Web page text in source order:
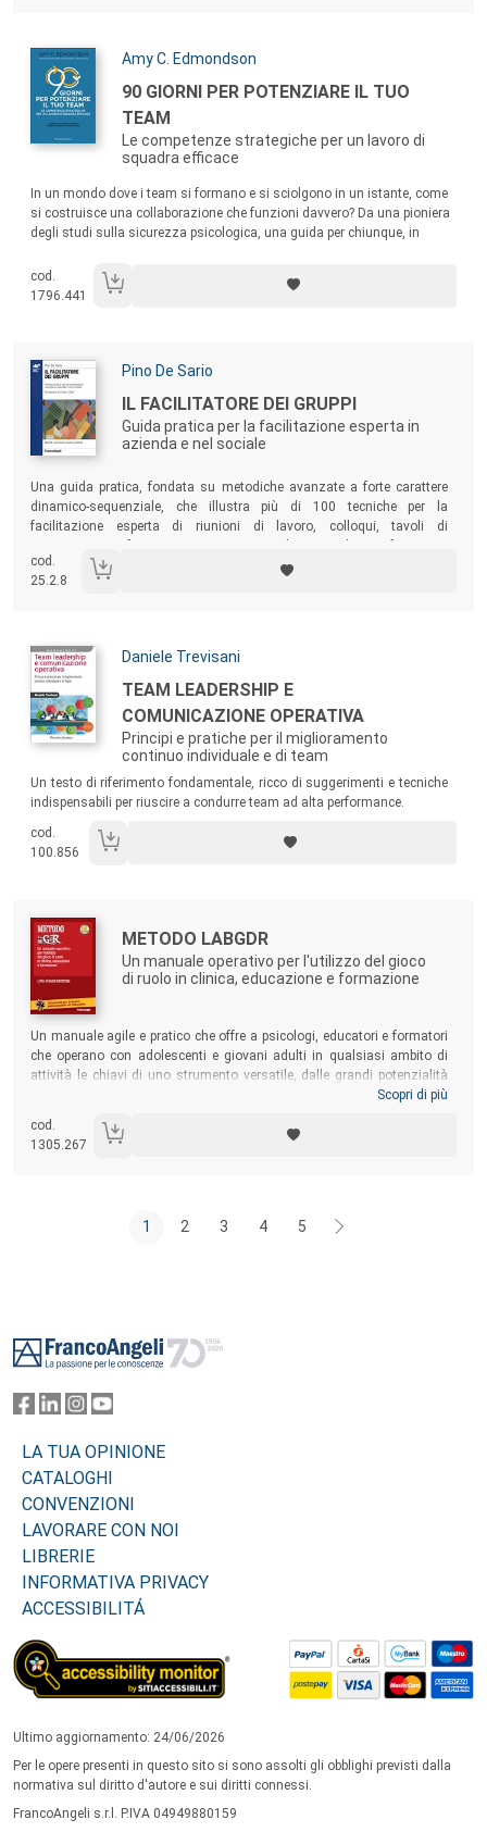
Autori:
Amy C. Edmondson
Titolo:
90 GIORNI PER POTENZIARE IL TUO
TEAM
Le competenze strategiche per un lavoro di
squadra efficace
In un mondo dove i team si formano e si sciolgono in un istante, come
si costruisce una collaborazione che funzioni davvero? Da una pioniera
degli studi sulla sicurezza psicologica, una guida per chiunque, in
competenze collaborative.
cod.
1796.441
Autori:
Pino De Sario
Titolo:
IL FACILITATORE DEI GRUPPI
Guida pratica per la facilitazione esperta in
azienda e nel sociale
Sommario:
Una guida pratica, fondata su metodiche avanzate a forte carattere
dinamico-sequenziale, che illustra più di 100 tecniche per la
facilitazione esperta di riunioni di lavoro, colloqui, tavoli di
psicologi, educatori, operatori sociali, insegnanti, direttori e capi
settore impegnati nel difficile compito di gestire con successo i gruppi
cod.
25.2.8
Autori:
Daniele Trevisani
Titolo:
TEAM LEADERSHIP E
COMUNICAZIONE OPERATIVA
Principi e pratiche per il miglioramento
continuo individuale e di team
Sommario:
Un testo di riferimento fondamentale, ricco di suggerimenti e tecniche
indispensabili per riuscire a condurre team ad alta performance.
cod.
100.856
Autori:
Titolo:
METODO LABGDR
Un manuale operativo per l'utilizzo del gioco
di ruolo in clinica, educazione e formazione
Sommario:
Un manuale agile e pratico che offre a psicologi, educatori e formatori
che operano con adolescenti e giovani adulti in qualsiasi ambito di
attività le chiavi di uno strumento versatile, dalle grandi potenzialità
. Il GDR è capace di
network e ai videogiochi, fornendo loro un contesto favorevole
all’apprendimento attraverso i laboratori di gruppo.
Scopri di più
cod.
1305.267
1 2 3 4 5
LA TUA OPINIONE
CATALOGHI
CONVENZIONI
LAVORARE CON NOI
LIBRERIE
INFORMATIVA PRIVACY
ACCESSIBILITÁ
Ultimo aggiornamento: 24/06/2026
Per le opere presenti in questo sito si sono assolti gli obblighi previsti dalla
normativa sul diritto d'autore e sui diritti connessi.
FrancoAngeli s.r.l. P.IVA 04949880159